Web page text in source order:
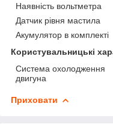
Наявність вольтметра
Датчик рівня мастила
Акумулятор в комплекті
Користувальницькі
Система охолодження
двигуна
Приховати